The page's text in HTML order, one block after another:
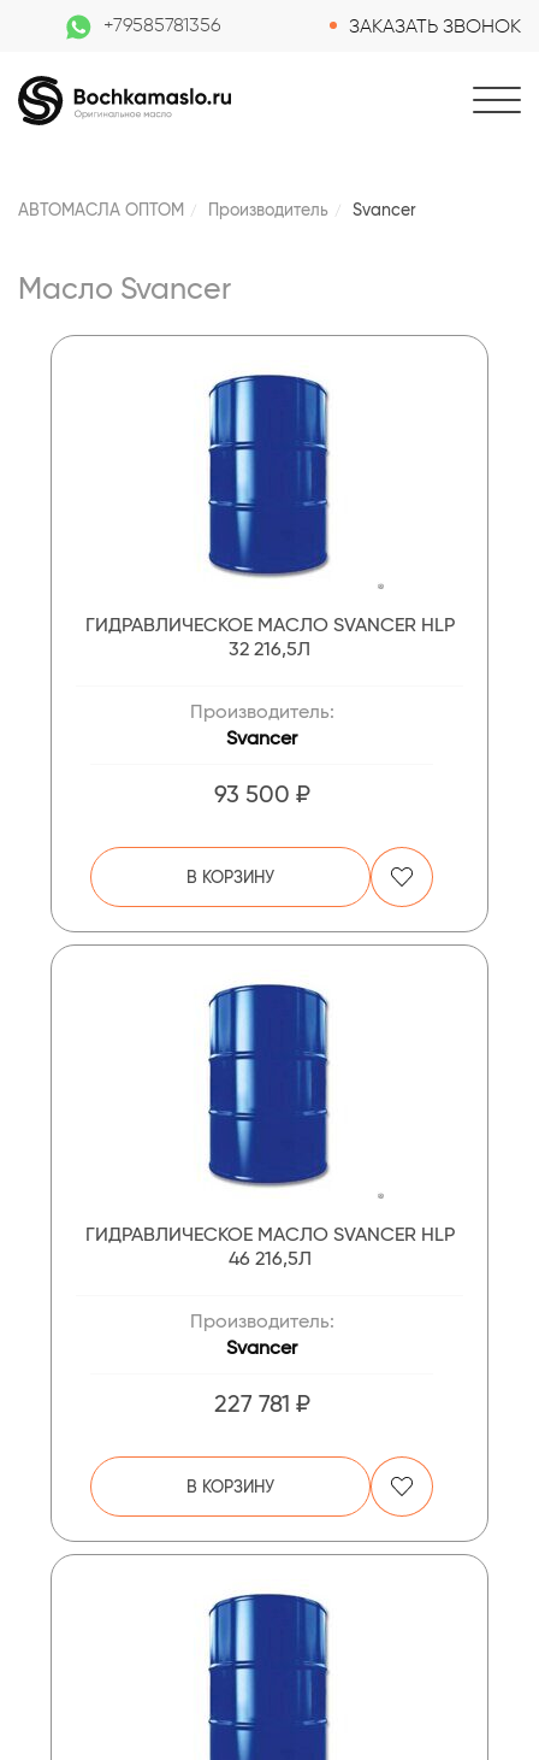
+79585781356 ЗАКАЗАТЬ ЗВОНОК
АВТОМАСЛА ОПТОМ Производитель Svancer
Масло Svancer
ГИДРАВЛИЧЕСКОЕ МАСЛО SVANCER HLP
32 216,5Л
Производитель:
Svancer
93 500 ₽
В КОРЗИНУ
ГИДРАВЛИЧЕСКОЕ МАСЛО SVANCER HLP
46 216,5Л
Производитель:
Svancer
227 781 ₽
В КОРЗИНУ